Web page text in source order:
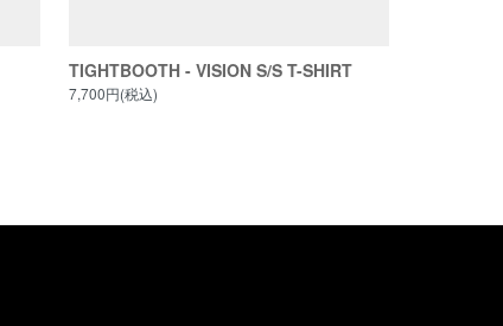
TIGHTBOOTH - VISION S/S T-SHIRT
7,700円(税込)